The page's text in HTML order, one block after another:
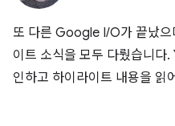
또 다른 Google I/O가 끝났으
이트 소식을 모두 다뤘습니다.
인하고 하이라이트 내용을 읽